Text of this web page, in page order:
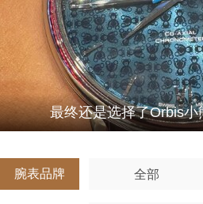
最终还是选择了Orbis
腕表品牌 全部